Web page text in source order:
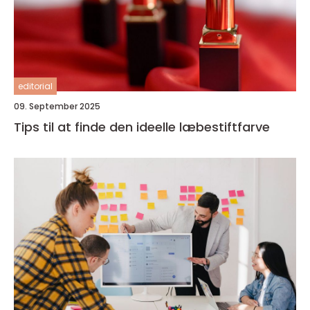
editorial
09. September 2025
Tips til at finde den ideelle læbestiftfarve